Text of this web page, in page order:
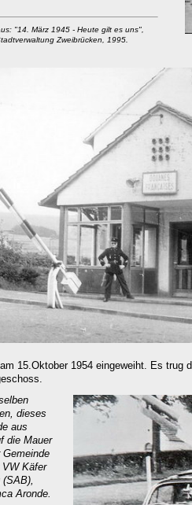
"14. März 1945 - Heute gilt es uns",
Zweibrücken, 1995.
15.Oktober 1954 eingeweiht. Es
dieses
aus
die Mauer
VW Käfer
Aronde.